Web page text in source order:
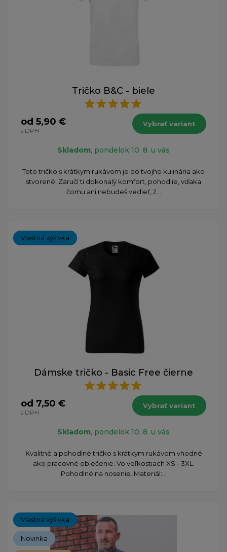
Tričko B&C - biele
od 5,90 €
s DPH
Vybrať variant
Skladom, pondelok 10. 8. u vás
Toto tričko s krátkym rukávom je do tvojho kulinária ako
stvorené! Zaručí ti dokonalý komfort, pohodlie, vďaka
čomu ani nebudeš vedieť, ž...
Vlastná výšivka
Dámske tričko - Basic Free čierne
od 7,50 €
s DPH
Vybrať variant
Skladom, pondelok 10. 8. u vás
Kvalitné a pohodlné tričko s krátkym rukávom vhodné
ako pracovné oblečenie. Vo veľkostiach XS - 3XL.
Pohodlné na nosenie. Materiál:...
Vlastná výšivka
Novinka